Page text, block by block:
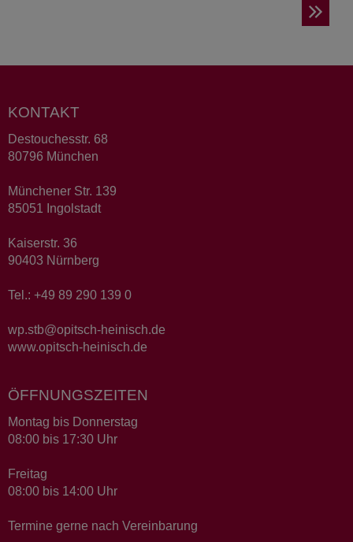
KONTAKT
Destouchesstr. 68
80796 München
Münchener Str. 139
85051 Ingolstadt
Kaiserstr. 36
90403 Nürnberg
Tel.: +49 89 290 139 0
wp.stb@opitsch-heinisch.de
www.opitsch-heinisch.de
ÖFFNUNGSZEITEN
Montag bis Donnerstag
08:00 bis 17:30 Uhr
Freitag
08:00 bis 14:00 Uhr
Termine gerne nach Vereinbarung